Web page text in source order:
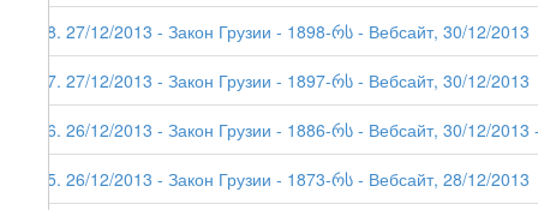
68. 27/12/2013 - Закон Грузии - 1898-რს - Вебсайт, 30/12/2013
67. 27/12/2013 - Закон Грузии - 1897-რს - Вебсайт, 30/12/2013
66. 26/12/2013 - Закон Грузии - 1886-რს - Вебсайт, 30/12/
65. 26/12/2013 - Закон Грузии - 1873-რს - Вебсайт, 28/12/2013